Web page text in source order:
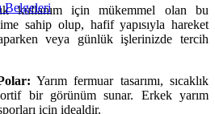
kullanım için mükemmel olan bu
sahip olup, hafif yapısıyla hareket
veya günlük işlerinizde tercih
Yarım fermuar tasarımı, sıcaklık
bir görünüm sunar. Erkek yarım
için idealdir.
Belgeleri